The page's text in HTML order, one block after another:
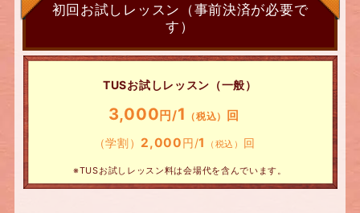
初回お試しレッスン（事前決済が必要で
す）
TUSお試しレッスン（一般）
3,000円/1 （税込） 回
（学割） 2,000円/1 （税込） 回
※TUSお試しレッスン料は会場代を含んでいます。